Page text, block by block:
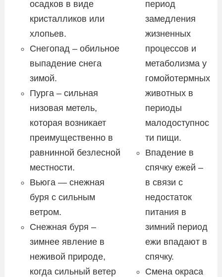
осадков в виде
кристалликов или
хлопьев.
Снегопад – обильное
выпадение снега
зимой.
Пурга – сильная
низовая метель,
которая возникает
преимущественно в
равнинной безлесной
местности.
Вьюга — снежная
буря с сильным
ветром.
Снежная буря –
зимнее явление в
неживой природе,
когда сильный ветер
период
замедления
жизненных
процессов и
метаболизма у
гомойотермных
животных в
периоды
малодоступнос
ти пищи.
Впадение в
спячку ежей –
в связи с
недостаток
питания в
зимний период
ежи впадают в
спячку.
Смена окраса